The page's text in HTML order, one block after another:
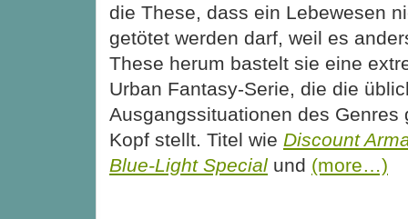
die These, dass ein Lebewesen
getötet werden darf, weil es
These herum bastelt sie eine
Urban Fantasy-Serie, die die
Ausgangssituationen des Genres
Kopf stellt. Titel wie Discount
Blue-Light Special und (more…)